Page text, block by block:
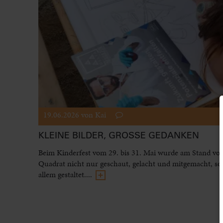
19.06.2026 von Kai
KLEINE BILDER, GROSSE GEDANKEN
Beim Kinderfest vom 29. bis 31. Mai wurde am Stand
Quadrat nicht nur geschaut, gelacht und mitgemacht,
allem gestaltet....